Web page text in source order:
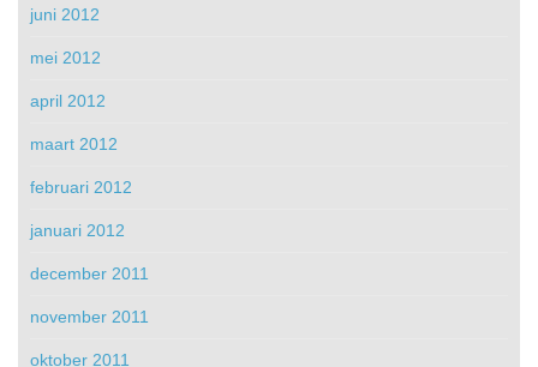
juni 2012
mei 2012
april 2012
maart 2012
februari 2012
januari 2012
december 2011
november 2011
oktober 2011